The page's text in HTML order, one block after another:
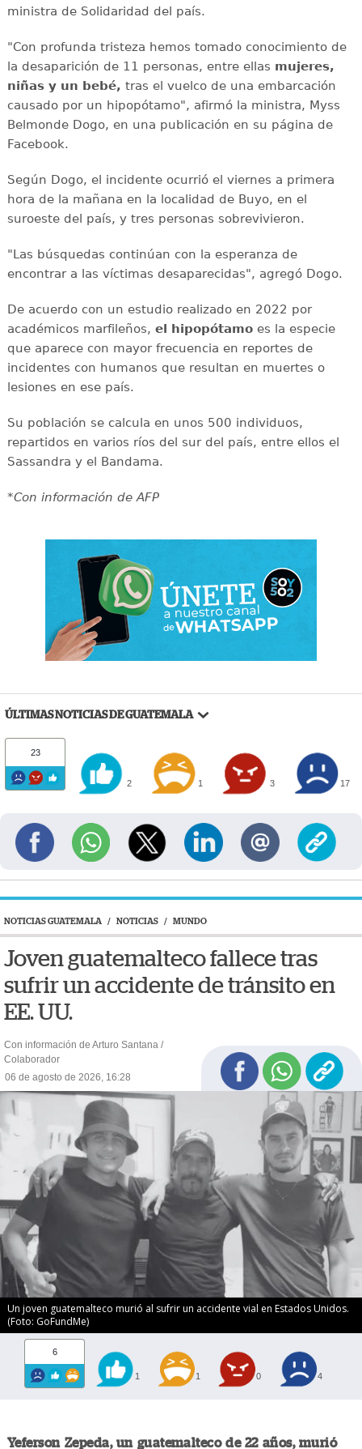
ministra de Solidaridad del país.
"Con profunda tristeza hemos tomado conocimiento de
la desaparición de 11 personas, entre ellas mujeres,
niñas y un bebé, tras el vuelco de una embarcación
causado por un hipopótamo", afirmó la ministra, Myss
Belmonde Dogo, en una publicación en su página de
Facebook.
Según Dogo, el incidente ocurrió el viernes a primera
hora de la mañana en la localidad de Buyo, en el
suroeste del país, y tres personas sobrevivieron.
"Las búsquedas continúan con la esperanza de
encontrar a las víctimas desaparecidas", agregó Dogo.
De acuerdo con un estudio realizado en 2022 por
académicos marfileños, el hipopótamoes la especie
que aparece con mayor frecuencia en reportes de
incidentes con humanos que resultan en muertes o
lesiones en ese país.
Su población se calcula en unos 500 individuos,
repartidos en varios ríos del sur del país, entre ellos el
Sassandra y el Bandama.
*Con información de AFP
ÚLTIMAS NOTICIAS DE GUATEMALA
23
2 1 3 17
NOTICIAS GUATEMALA / NOTICIAS / MUNDO
Joven guatemalteco fallece tras
sufrir un accidente de tránsito en
EE. UU.
Con información de Arturo Santana /
Colaborador
06 de agosto de 2026, 16:28
Un joven guatemalteco murió al sufrir un accidente vial en Estados Unidos.
(Foto: GoFundMe)
6
1 1 0 4
Yeferson Zepeda, un guatemalteco de 22 años, murió